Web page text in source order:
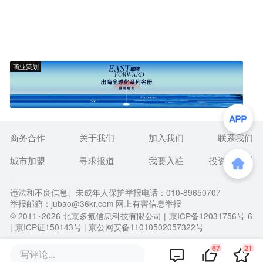
商业策划
写评论... 67 21
商务合作 关于我们 加入我们
联系我们
城市加盟
寻求报道 我要入驻 投资者关系
违法和不良信息、未成年人保护举报电话：010-89650707
举报邮箱：jubao@36kr.com 网上有害信息举报
© 2011~2026 北京多氪信息科技有限公司 | 京ICP备12031756号-6
| 京ICP证150143号 | 京公网安备11010502057322号